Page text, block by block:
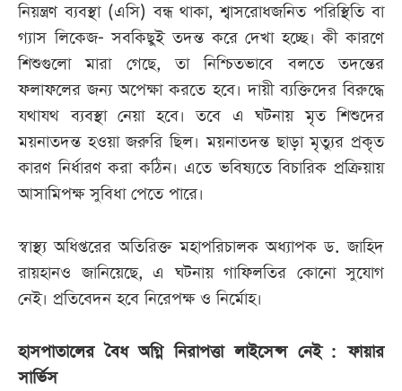
নিয়ন্ত্রণ ব্যবস্থা (এসি) বন্ধ থাকা, শ্বাসরোধজনিত পরিস্থিতি বা
গ্যাস লিকেজ- সবকিছুই তদন্ত করে দেখা হচ্ছে। কী কারণে
শিশুগুলো মারা গেছে, তা নিশ্চিতভাবে বলতে তদন্তের
ফলাফলের জন্য অপেক্ষা করতে হবে। দায়ী ব্যক্তিদের বিরুদ্ধে
যথাযথ ব্যবস্থা নেয়া হবে। তবে এ ঘটনায় মৃত শিশুদের
ময়নাতদন্ত হওয়া জরুরি ছিল। ময়নাতদন্ত ছাড়া মৃত্যুর প্রকৃত
কারণ নির্ধারণ করা কঠিন। এতে ভবিষ্যতে বিচারিক প্রক্রিয়ায়
আসামিপক্ষ সুবিধা পেতে পারে।
স্বাস্থ্য অধিপ্তরের অতিরিক্ত মহাপরিচালক অধ্যাপক ড. জাহিদ
রায়হানও জানিয়েছে, এ ঘটনায় গাফিলতির কোনো সুযোগ
নেই। প্রতিবেদন হবে নিরেপক্ষ ও নির্মোহ।
হাসপাতালের বৈধ অগ্নি নিরাপত্তা লাইসেন্স নেই : ফায়ার
সার্ভিস